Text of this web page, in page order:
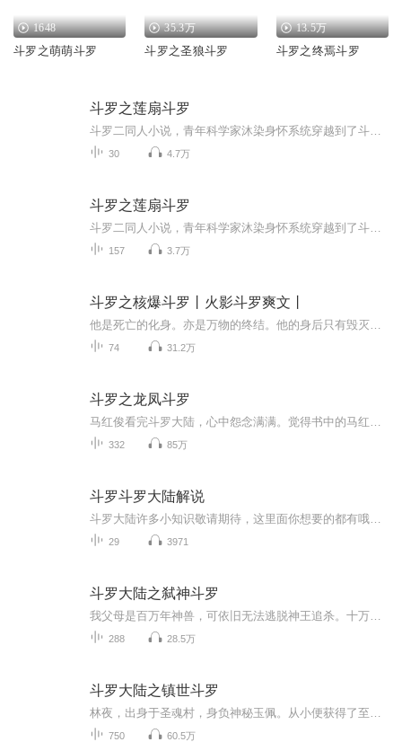
1648
斗罗之萌萌斗罗
35.3万
斗罗之圣狼斗罗
13.5万
斗罗之终焉斗罗
斗罗之莲扇斗罗
30 4.7万
斗罗之莲扇斗罗
157 3.7万
斗罗之核爆斗罗丨火影斗罗爽文丨
74 31.2万
斗罗之龙凤斗罗
332 85万
斗罗斗罗大陆解说
29 3971
斗罗大陆之弑神斗罗
288 28.5万
斗罗大陆之镇世斗罗
750 60.5万